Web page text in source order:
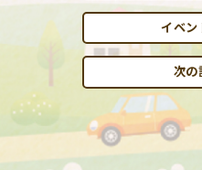
イベン
次の